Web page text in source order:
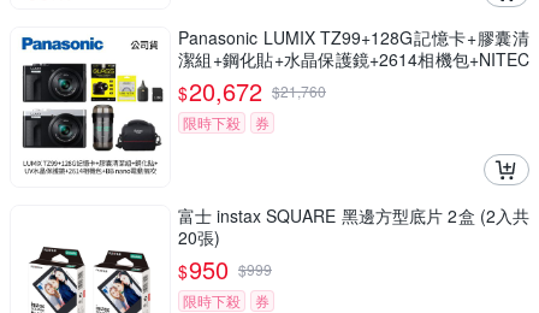
Panasonic LUMIX TZ99+128G記憶卡+膠囊清
潔組+鋼化貼+水晶保護鏡+2614相機包+NITEC
ORE BB nano 迷你電動氣吹(公司貨)
$20,672 $21,760
限時下殺
券
富士 instax SQUARE 黑邊方型底片 2盒 (2入共
20張)
$950 $999
限時下殺
券